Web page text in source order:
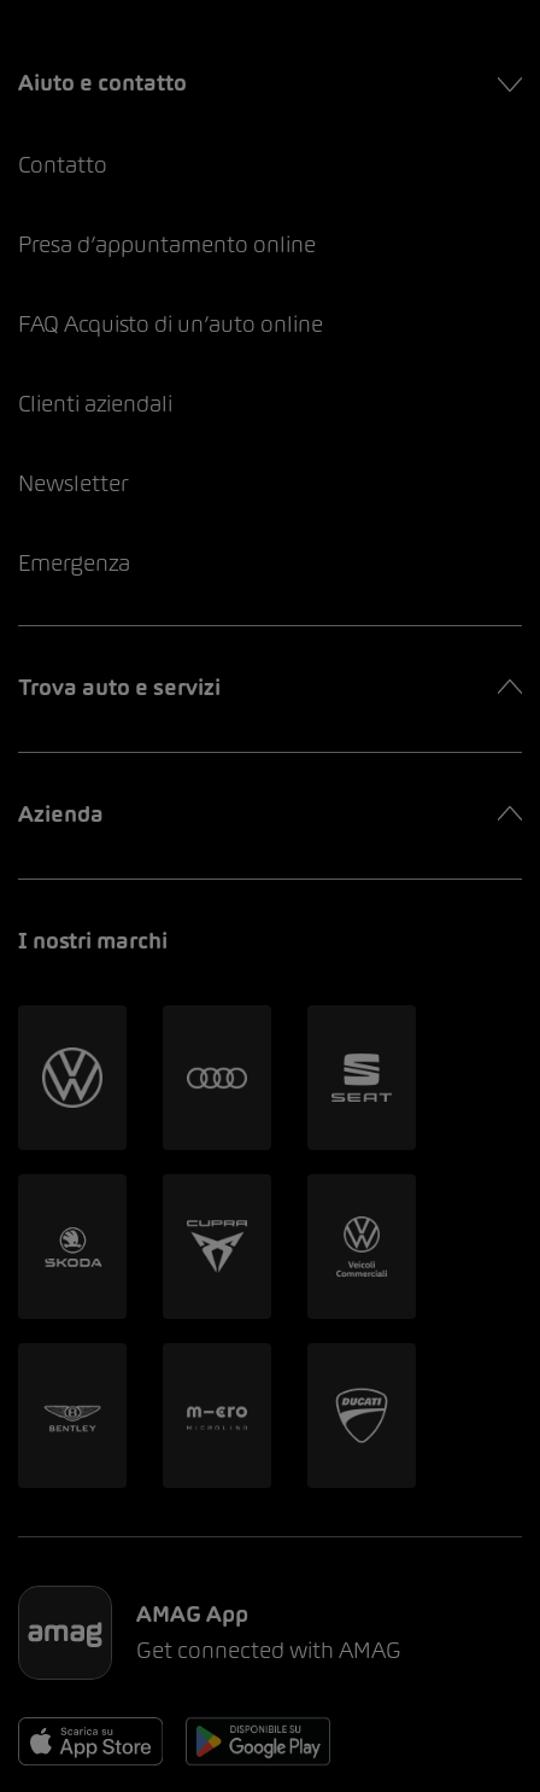
Aiuto e contatto
Contatto
Presa d’appuntamento online
FAQ Acquisto di un’auto online
Clienti aziendali
Newsletter
Emergenza
Trova auto e servizi
Azienda
I nostri marchi
AMAG App
Get connected with AMAG